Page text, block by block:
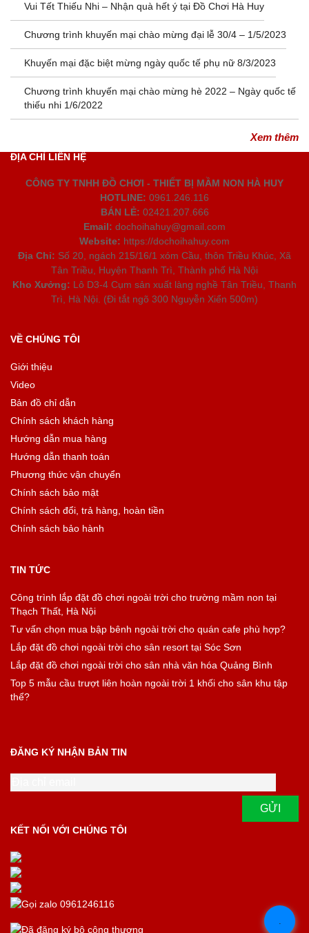
Vui Tết Thiếu Nhi – Nhận quà hết ý tại Đồ Chơi Hà Huy
Chương trình khuyến mại chào mừng đại lễ 30/4 – 1/5/2023
Khuyến mại đặc biệt mừng ngày quốc tế phụ nữ 8/3/2023
Chương trình khuyến mại chào mừng hè 2022 – Ngày quốc tế
thiếu nhi 1/6/2022
Xem thêm
ĐỊA CHỈ LIÊN HỆ
CÔNG TY TNHH ĐỒ CHƠI - THIẾT BỊ MẦM NON HÀ HUY
HOTLINE: 0961.246.116
BÁN LẺ: 02421.207.666
Email: dochoihahuy@gmail.com
Website: https://dochoihahuy.com
Địa Chỉ: Số 20, ngách 215/16/1 xóm Cầu, thôn Triều Khúc, Xã
Tân Triều, Huyện Thanh Trì, Thành phố Hà Nội
Kho Xưởng: Lô D3-4 Cụm sản xuất làng nghề Tân Triều, Thanh
Trì, Hà Nội. (Đi tắt ngõ 300 Nguyễn Xiển 500m)
VỀ CHÚNG TÔI
Giới thiệu
Video
Bản đồ chỉ dẫn
Chính sách khách hàng
Hướng dẫn mua hàng
Hướng dẫn thanh toán
Phương thức vận chuyển
Chính sách bảo mật
Chính sách đổi, trả hàng, hoàn tiền
Chính sách bảo hành
TIN TỨC
Công trình lắp đặt đồ chơi ngoài trời cho trường mầm non tại
Thạch Thất, Hà Nội
Tư vấn chọn mua bập bênh ngoài trời cho quán cafe phù hợp?
Lắp đặt đồ chơi ngoài trời cho sân resort tại Sóc Sơn
Lắp đặt đồ chơi ngoài trời cho sân nhà văn hóa Quảng Bình
Top 5 mẫu cầu trượt liên hoàn ngoài trời 1 khối cho sân khu tập
thể?
ĐĂNG KÝ NHẬN BẢN TIN
KẾT NỐI VỚI CHÚNG TÔI
.